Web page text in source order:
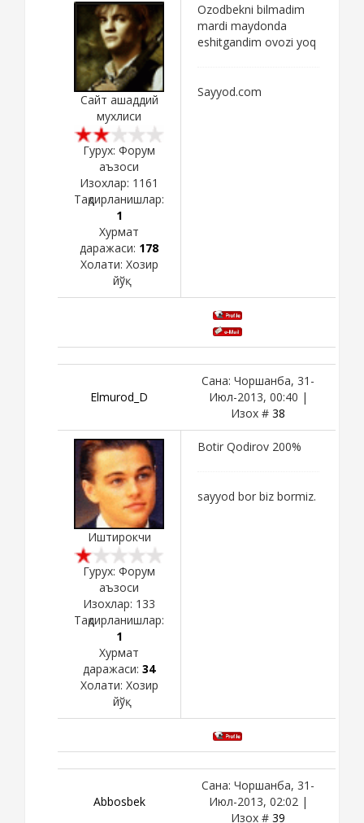
Сайт ашаддий
мухлиси
Гурух: Форум
аъзоси
Изохлар: 1161
Тақдирланишлар:
1
Хурмат
даражаси: 178
Холати: Хозир
йўқ
Ozodbekni bilmadim
mardi maydonda
eshitgandim ovozi yoq
Sayyod.com
Elmurod_D
Сана: Чоршанба, 31-
Июл-2013, 00:40 |
Изох # 38
Иштирокчи
Гурух: Форум
аъзоси
Изохлар: 133
Тақдирланишлар:
1
Хурмат
даражаси: 34
Холати: Хозир
йўқ
Botir Qodirov 200%
sayyod bor biz bormiz.
Abbosbek
Сана: Чоршанба, 31-
Июл-2013, 02:02 |
Изох # 39